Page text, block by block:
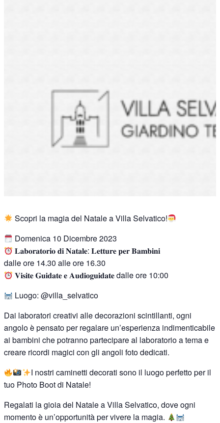
Scopri la magia del Natale a Villa Selvatico!
Domenica 10 Dicembre 2023
𝐋𝐚𝐛𝐨𝐫𝐚𝐭𝐨𝐫𝐢𝐨 𝐝𝐢 𝐍𝐚𝐭𝐚𝐥𝐞: 𝐋𝐞𝐭𝐭𝐮𝐫𝐞 𝐩𝐞𝐫 𝐁𝐚𝐦𝐛𝐢𝐧𝐢
dalle ore 14.30 alle ore 16.30
𝐕𝐢𝐬𝐢𝐭𝐞 𝐆𝐮𝐢𝐝𝐚𝐭𝐞 𝐞 𝐀𝐮𝐝𝐢𝐨𝐠𝐮𝐢𝐝𝐚𝐭𝐞 dalle ore 10:00
Luogo: @villa_selvatico
Dai laboratori creativi alle decorazioni scintillanti, ogni
angolo è pensato per regalare un’esperienza indimenticabile
ai bambini che potranno partecipare al laboratorio a tema e
creare ricordi magici con gli angoli foto dedicati.
I nostri caminetti decorati sono il luogo perfetto per il
tuo Photo Boot di Natale!
Regalati la gioia del Natale a Villa Selvatico, dove ogni
momento è un’opportunità per vivere la magia.